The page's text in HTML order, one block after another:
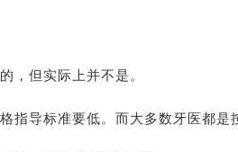
，但实际上并不是。
指导标准要低。而大多数牙医都是